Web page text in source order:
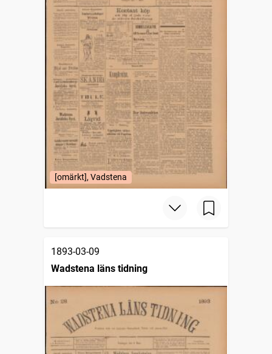
[omärkt], Vadstena
1893-03-09
Wadstena läns tidning